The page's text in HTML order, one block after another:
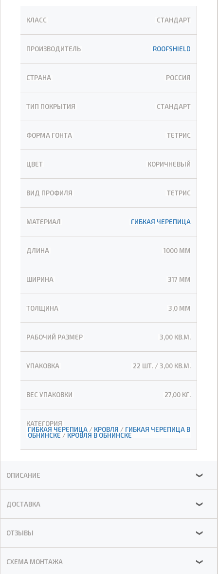
КЛАСС СТАНДАРТ
ПРОИЗВОДИТЕЛЬ ROOFSHIELD
СТРАНА РОССИЯ
ТИП ПОКРЫТИЯ СТАНДАРТ
ФОРМА ГОНТА ТЕТРИС
ЦВЕТ КОРИЧНЕВЫЙ
ВИД ПРОФИЛЯ ТЕТРИС
МАТЕРИАЛ ГИБКАЯ ЧЕРЕПИЦА
ДЛИНА 1000 ММ
ШИРИНА 317 ММ
ТОЛЩИНА 3,0 ММ
РАБОЧИЙ РАЗМЕР 3,00 КВ.М.
УПАКОВКА 22 ШТ. / 3,00 КВ.М.
ВЕС УПАКОВКИ 27,00 КГ.
КАТЕГОРИЯ
ГИБКАЯ ЧЕРЕПИЦА / КРОВЛЯ / ГИБКАЯ ЧЕРЕПИЦА В
ОБНИНСКЕ / КРОВЛЯ В ОБНИНСКЕ
ОПИСАНИЕ ❯
ДОСТАВКА ❯
ОТЗЫВЫ ❯
СХЕМА МОНТАЖА ❯